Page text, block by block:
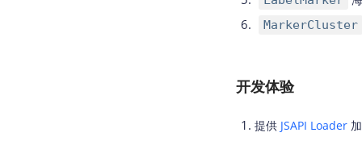
MarkerCluster
开发体验
提供 JSAPI Loader